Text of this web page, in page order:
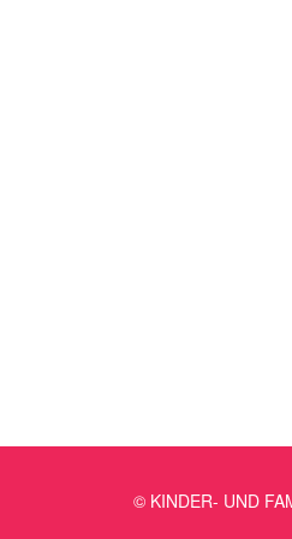
© KINDER- UND